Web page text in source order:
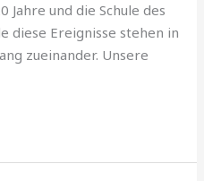
Jahre und die Schule des
diese Ereignisse ste­hen in
zuei­nander. Unsere